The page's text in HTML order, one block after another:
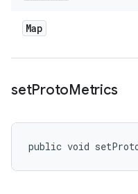
Map
setProtoMetrics
public void